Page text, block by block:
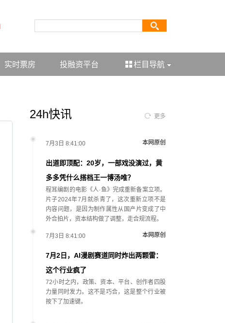
实时票房 投融资平台 栏目导航
24h快讯 更多
7月3日 8:41:00
出道即顶配：20岁，一部戏没演过，黄
多多凭什么搭档王一博汤唯？
程耳编剧的电影《人·鱼》完成重新备案立项。
片子2024年7月就杀青了，这次重新立项不是
内容问题，是因为制作属性从国产片变成了中
外合拍片，资本结构做了调整，走合规流程。
本网原创
7月3日 8:41:00
7月2日，AI漫剧赛道同时炸出两颗雷：
这个行业疯了
72小时之内，政策、资本、平台、创作者四股
力量同时发力。这不是巧合，这是整个行业被
按下了加速键。
本网原创